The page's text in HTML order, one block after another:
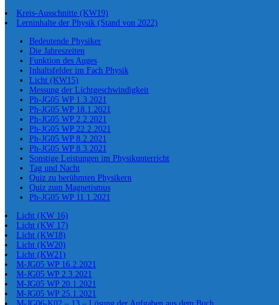
Kreis-Ausschnitte (KW19)
Lerninhalte der Physik (Stand von 2022)
Bedeutende Physiker
Die Jahreszeiten
Funktion des Auges
Inhaltsfelder im Fach Physik
Licht (KW15)
Messung der Lichtgeschwindigkeit
Ph-JG05 WP 1.3.2021
Ph-JG05 WP 18.1.2021
Ph-JG05 WP 2.2.2021
Ph-JG05 WP 22.2.2021
Ph-JG05 WP 8.2.2021
Ph-JG05 WP 8.3.2021
Sonstige Leistungen im Physikunterricht
Tag und Nacht
Quiz zu berühmten Physikern
Quiz zum Magnetismus
Ph-JG05 WP 11.1.2021
Licht (KW 16)
Licht (KW 17)
Licht (KW18)
Licht (KW20)
Licht (KW21)
M-JG05 WP 16.2.2021
M-JG05 WP 2.3.2021
M-JG05 WP 20.1.2021
M-JG05 WP 25.1.2021